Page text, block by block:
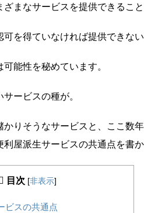
まなサービスを提供できること
可を得ていなければ提供できな
能性を秘めています。
ービスの種が。
かりそうなサービスと、ここ数
屋派生サービスの共通点を書か
目次 [非表示]
ビスの共通点